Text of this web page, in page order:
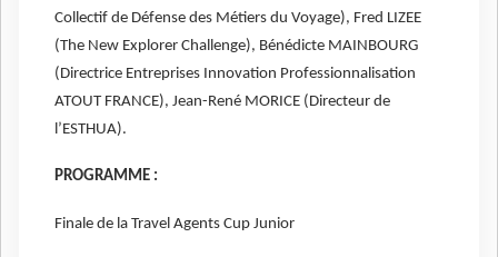
Collectif de Défense des Métiers du Voyage), Fred LIZEE
(The New Explorer Challenge), Bénédicte MAINBOURG
(Directrice Entreprises Innovation Professionnalisation
ATOUT FRANCE), Jean-René MORICE (Directeur de
l’ESTHUA).
PROGRAMME :
Finale de la Travel Agents Cup Junior